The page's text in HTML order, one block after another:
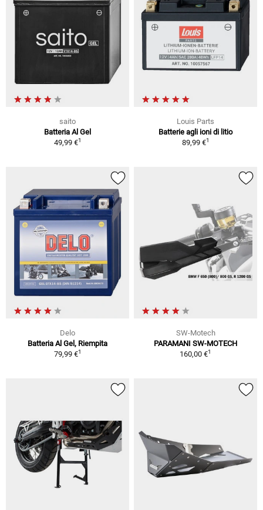
saito
Batteria Al Gel
49,99 €1
Louis Parts
Batterie agli ioni di litio
89,99 €1
Delo
Batteria Al Gel, Riempita
79,99 €1
SW-Motech
PARAMANI SW-MOTECH
160,00 €1